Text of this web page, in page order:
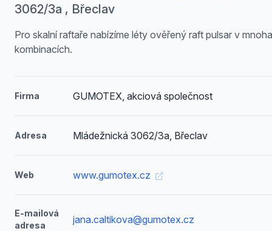
3062/3a , Břeclav
Pro skalní raftaře nabízíme léty ověřený raft pulsar v mnoha
kombinacích.
Firma GUMOTEX, akciová společnost
Adresa Mládežnická 3062/3a, Břeclav
Web www.gumotex.cz
E-mailová
adresa
jana.caltikova@gumotex.cz